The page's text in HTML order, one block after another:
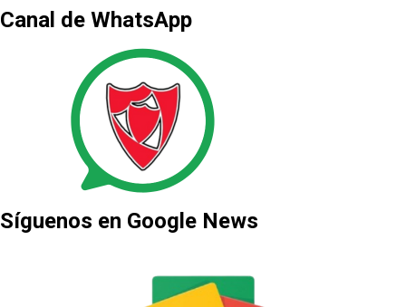
Canal de WhatsApp
Síguenos en Google News